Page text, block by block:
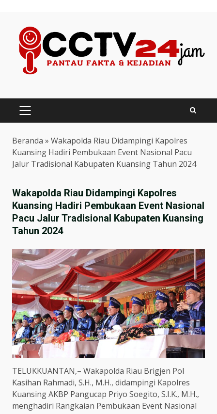
content
PRIMARY
MENU
Beranda » Wakapolda Riau Didampingi Kapolres
Kuansing Hadiri Pembukaan Event Nasional Pacu
Jalur Tradisional Kabupaten Kuansing Tahun 2024
Wakapolda Riau Didampingi Kapolres
Kuansing Hadiri Pembukaan Event Nasional
Pacu Jalur Tradisional Kabupaten Kuansing
Tahun 2024
TELUKKUANTAN,– Wakapolda Riau Brigjen Pol
Kasihan Rahmadi, S.H., M.H., didampingi Kapolres
Kuansing AKBP Pangucap Priyo Soegito, S.I.K., M.H.,
menghadiri Rangkaian Pembukaan Event Nasional